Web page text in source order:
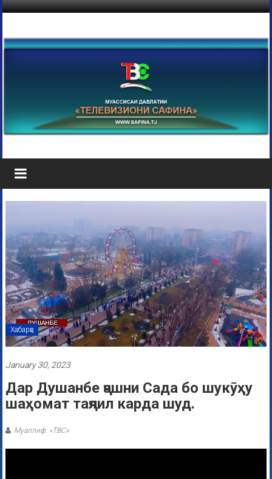
Хабарҳо
January 30, 2023
Дар Душанбе ҷашни Сада бо шукӯҳу
шаҳомат таҷлил карда шуд.
Муаллиф: «ТВС»